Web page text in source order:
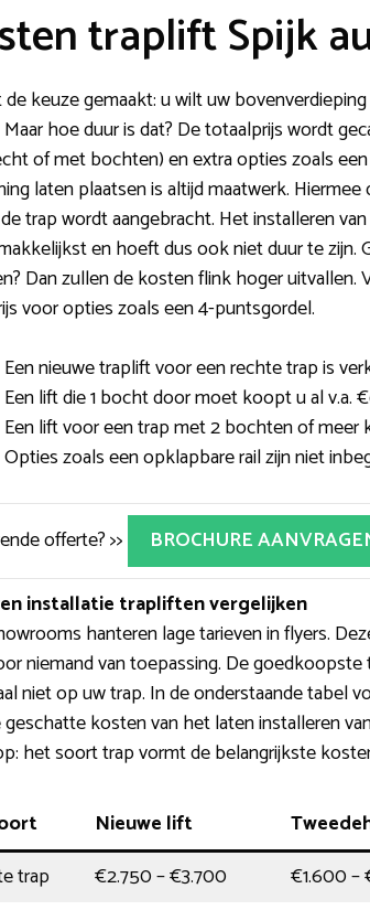
traplift Spijk
keuze gemaakt: u wilt uw
hoe duur is dat? De totaalprijs wordt
of met bochten) en extra opties zoals
laten plaatsen is altijd maatwerk.
trap wordt aangebracht. Het installeren
en hoeft dus ook niet duur te zijn.
Dan zullen de kosten flink hoger uitvallen.
voor opties zoals een 4-puntsgordel.
Een nieuwe traplift voor een rechte trap is
Een lift die 1 bocht door moet koopt u al v.a.
Een lift voor een trap met 2 bochten of meer
Opties zoals een opklapbare rail zijn niet
offerte? >>
BROCHURE
installatie trapliften vergelijken
hanteren lage tarieven in flyers.
niemand van toepassing. De
niet op uw trap. In de onderstaande tabel
kosten van het laten installeren
het soort trap vormt de belangrijkste
Nieuwe lift
trap
€2.750 – €3.700 €1.600 –